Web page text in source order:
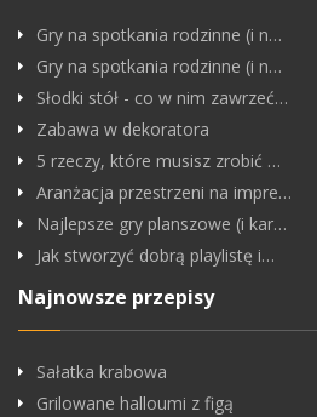
Gry na spotkania rodzinne (i n…
Gry na spotkania rodzinne (i n…
Słodki stół - co w nim zawrzeć…
Zabawa w dekoratora
5 rzeczy, które musisz zrobić …
Aranżacja przestrzeni na impre…
Najlepsze gry planszowe (i kar…
Jak stworzyć dobrą playlistę i…
Najnowsze przepisy
Sałatka krabowa
Grilowane halloumi z figą